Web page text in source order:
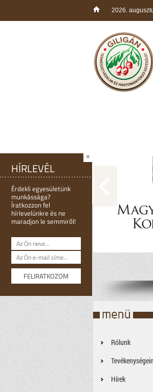
2026.
Rólunk
Hírek
HÍRLEVÉL
Érdekli egyesületünk
munkássága?
Íratkozzon fel
hírlevelünkre és ne
maradjon le semmiről!
×